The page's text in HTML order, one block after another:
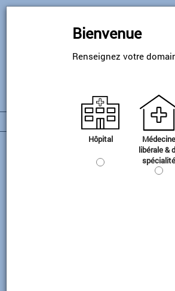
Skip
Bienvenue
Renseignez votre
Hôpital
Médecine
libérale &
spécialité